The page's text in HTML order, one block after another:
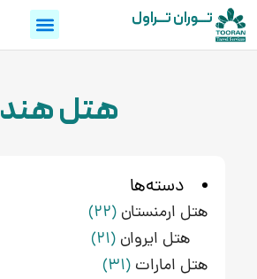
تـــوران تـــراول
هتل هند
دسته‌ها
هتل ارمنستان (22)
هتل ایروان (21)
هتل امارات (31)